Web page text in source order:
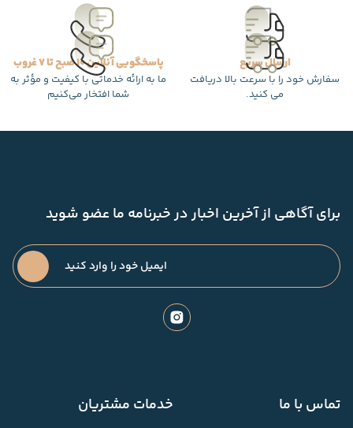
ارسال سریع
سفارش خود را با سرعت بالا دریافت
می کنید.
پاسخگویی آنلاین 10 صبح تا 7 غروب
ما به ارائه خدماتی با کیفیت و مؤثر به
شما افتخار می‌کنیم
برای آگاهی از آخرین اخبار در خبرنامه ما عضو شوید
تماس با ما خدمات مشتریان